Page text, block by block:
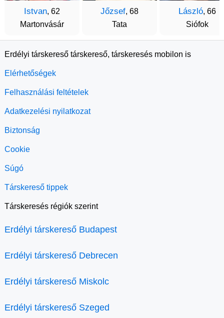
Istvan, 62
Martonvásár
Jőzsef, 68
Tata
László, 66
Siófok
Erdélyi társkereső társkereső, társkeresés mobilon is
Elérhetőségek
Felhasználási feltételek
Adatkezelési nyilatkozat
Biztonság
Cookie
Súgó
Társkereső tippek
Társkeresés régiók szerint
Erdélyi társkereső Budapest
Erdélyi társkereső Debrecen
Erdélyi társkereső Miskolc
Erdélyi társkereső Szeged